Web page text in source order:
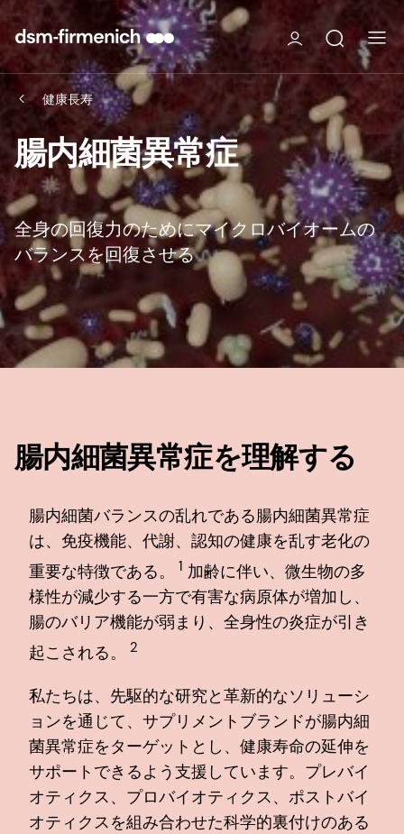
健康長寿
腸内細菌異常症
全身の回復力のためにマイクロバイオームの
バランスを回復させる
腸内細菌異常症を理解する
腸内細菌バランスの乱れである腸内細菌異常症
は、免疫機能、代謝、認知の健康を乱す老化の
重要な特徴である。
1 加齢に伴い、微生物の多
様性が減少する一方で有害な病原体が増加し、
腸のバリア機能が弱まり、全身性の炎症が引き
起こされる。
2
私たちは、先駆的な研究と革新的なソリューシ
ョンを通じて、サプリメントブランドが腸内細
菌異常症をターゲットとし、健康寿命の延伸を
サポートできるよう支援しています。プレバイ
オティクス、プロバイオティクス、ポストバイ
オティクスを組み合わせた科学的裏付けのある